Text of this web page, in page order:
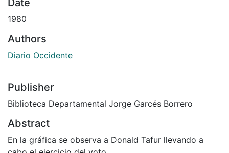
Date
1980
Authors
Diario Occidente
Publisher
Biblioteca Departamental Jorge Garcés Borrero
Abstract
En la gráfica se observa a Donald Tafur llevando a